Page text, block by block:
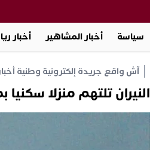
سياسة أخبار المشاهير أخبار
آش واقع جريدة إلكترونية وطنية أخبار
النيران تلتهم منزلا